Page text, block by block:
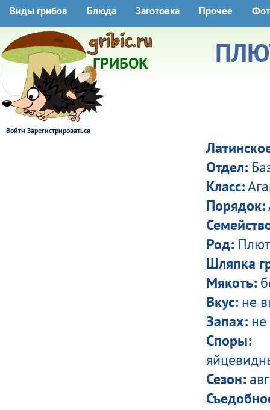
Виды грибов Блюда Заготовка Прочее
ГРИБОК
Войти Зарегистрироваться
Отдел:
Класс:
Порядок:
Род:
Шляпка
Мякоть:
Вкус: не
Запах:
Споры:
Сезон: